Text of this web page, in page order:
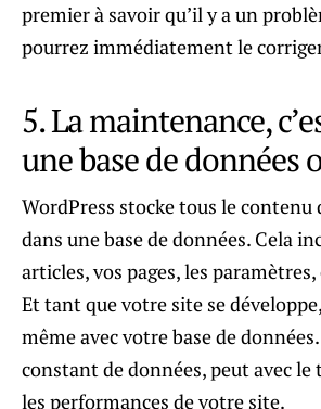
premier à savoir qu’il y a un
pourrez immédiatement le
5. La maintenance,
une base de données
WordPress stocke tous le contenu
dans une base de données. Cela
articles, vos pages, les
Et tant que votre site se
même avec votre base de
constant de données, peut avec
les performances de votre site.